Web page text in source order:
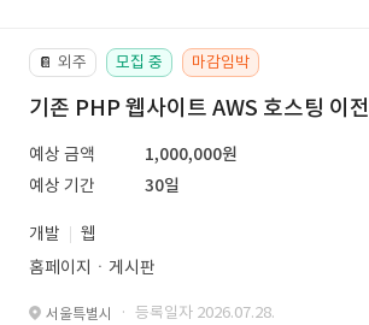
📔 외주 모집 중 마감임박
기존 PHP 웹사이트 AWS 호스팅 이전
예상 금액
1,000,000원
예상 기간
30일
개발
웹
홈페이지ㆍ게시판
서울특별시 · 등록일자 2026.07.28.